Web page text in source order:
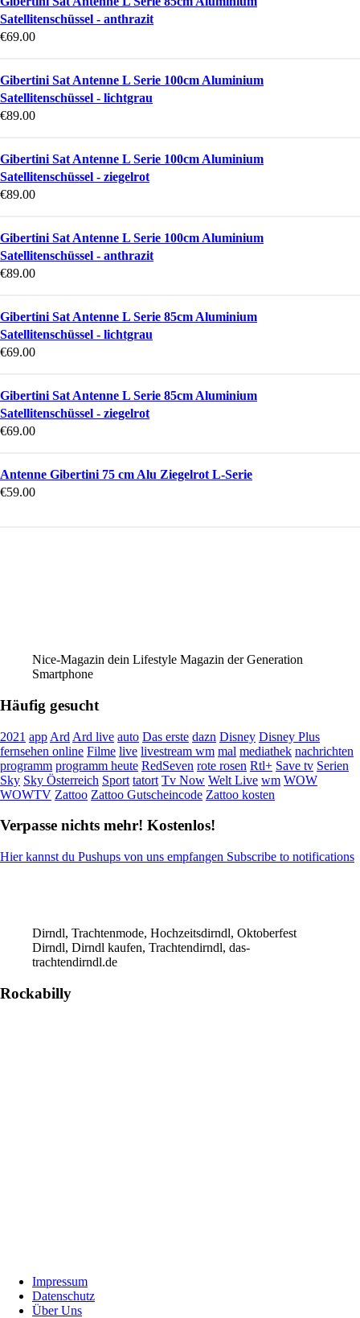
Satellitenschüssel - anthrazit
€69.00
Gibertini Sat Antenne L Serie 100cm Aluminium
Satellitenschüssel - lichtgrau
€89.00
Gibertini Sat Antenne L Serie 100cm Aluminium
Satellitenschüssel - ziegelrot
€89.00
Gibertini Sat Antenne L Serie 100cm Aluminium
Satellitenschüssel - anthrazit
€89.00
Gibertini Sat Antenne L Serie 85cm Aluminium
Satellitenschüssel - lichtgrau
€69.00
Gibertini Sat Antenne L Serie 85cm Aluminium
Satellitenschüssel - ziegelrot
€69.00
Antenne Gibertini 75 cm Alu Ziegelrot L-Serie
€59.00
Nice-Magazin dein Lifestyle Magazin der Generation
Smartphone
Häufig gesucht
2021 app Ard Ard live auto Das erste dazn Disney Disney Plus
fernsehen online Filme live livestream wm mal mediathek nachrichten
programm programm heute RedSeven rote rosen Rtl+ Save tv Serien
Sky Sky Österreich Sport tatort Tv Now Welt Live wm WOW
WOWTV Zattoo Zattoo Gutscheincode Zattoo kosten
Verpasse nichts mehr! Kostenlos!
Hier kannst du Pushups von uns empfangen Subscribe to notifications
Dirndl, Trachtenmode, Hochzeitsdirndl, Oktoberfest
Dirndl, Dirndl kaufen, Trachtendirndl, das-
trachtendirndl.de
Rockabilly
FooterImpressum
Datenschutz
Über Uns